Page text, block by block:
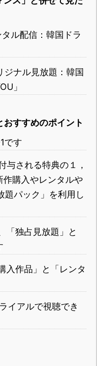
ル配信：韓国ドラ
ジナル見放題：韓国
」
すすめのポイント
です
与される特典の１，
作購入やレンタルや
題パック」を利用し
「独占見放題」と
入作品」と「レンタ
イアルで視聴でき